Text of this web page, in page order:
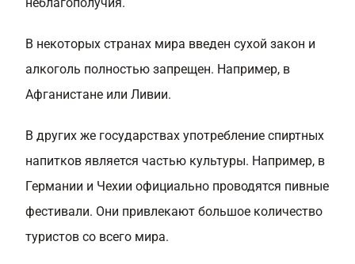
В некоторых странах мира введен сухой закон и
алкоголь полностью запрещен. Например, в
Афганистане или Ливии.
В других же государствах употребление спиртных
напитков является частью культуры. Например, в
Германии и Чехии официально проводятся пивные
фестивали. Они привлекают большое количество
туристов со всего мира.